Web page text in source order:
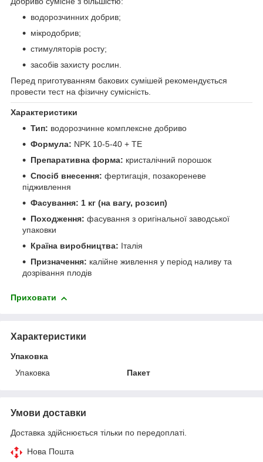
водорозчинних добрив;
мікродобрив;
стимуляторів росту;
засобів захисту рослин.
Перед приготуванням бакових сумішей рекомендується
провести тест на фізичну сумісність.
Характеристики
Тип: водорозчинне комплексне добриво
Формула: NPK 10-5-40 + TE
Препаративна форма: кристалічний порошок
Спосіб внесення: фертигація, позакореневе
підживлення
Фасування: 1 кг (на вагу, розсип)
Походження: фасування з оригінальної заводської
упаковки
Країна виробництва: Італія
Призначення: калійне живлення у період наливу та
дозрівання плодів
Приховати
Характеристики
Упаковка
Упаковка
Пакет
Умови доставки
Доставка здійснюється тільки по передоплаті.
Нова Пошта